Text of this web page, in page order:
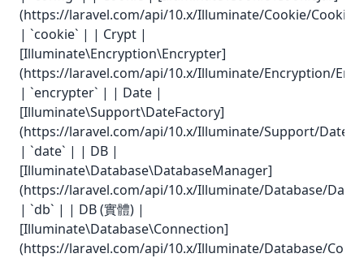
(https://laravel.com/api/10.x/Illuminate/Cookie/
| `cookie` | | Crypt |
[Illuminate\Encryption\Encrypter]
(https://laravel.com/api/10.x/Illuminate/Encryption/
| `encrypter` | | Date |
[Illuminate\Support\DateFactory]
(https://laravel.com/api/10.x/Illuminate/Support/
| `date` | | DB |
[Illuminate\Database\DatabaseManager]
(https://laravel.com/api/10.x/Illuminate/Database/
| `db` | | DB (實體) |
[Illuminate\Database\Connection]
(https://laravel.com/api/10.x/Illuminate/Database/